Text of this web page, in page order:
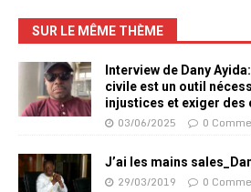
SUR LE MÊME THÈME
Interview de Dany
civile est un outil
injustices et exiger des
03/06/2025 0
J’ai les mains
29/03/2019 0